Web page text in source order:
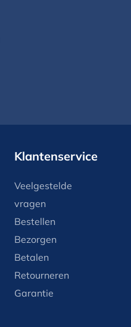
Klantenservice
Veelgestelde
vragen
Bestellen
Bezorgen
Betalen
Retourneren
Garantie